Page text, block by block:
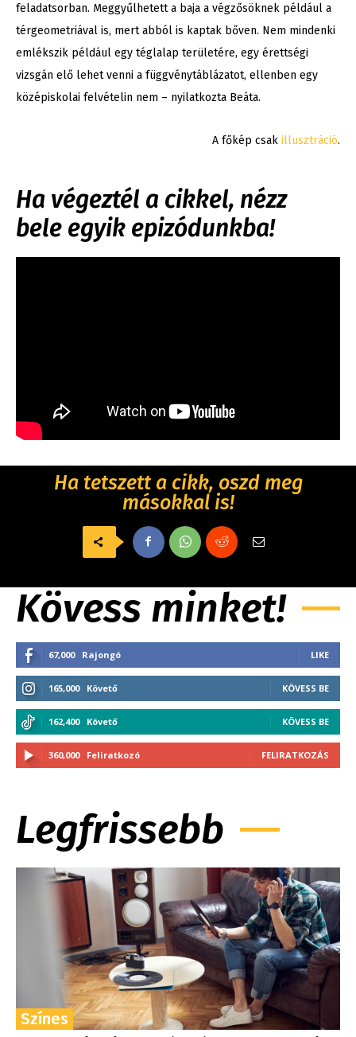
feladatsorban. Meggyűlhetett a baja a végzősöknek például a
térgeometriával is, mert abból is kaptak bőven. Nem mindenki
emlékszik például egy téglalap területére, egy érettségi
vizsgán elő lehet venni a függvénytáblázatot, ellenben egy
középiskolai felvételin nem – nyilatkozta Beáta.
A főkép csak illusztráció.
Ha végeztél a cikkel, nézz
bele egyik epizódunkba!
Ha tetszett a cikk, oszd meg
másokkal is!
Kövess minket!
67,000 Rajongó LIKE
165,000 Követő KÖVESS BE
162,400 Követő KÖVESS BE
360,000 Feliratkozó FELIRATKOZÁS
Legfrissebb
Színes